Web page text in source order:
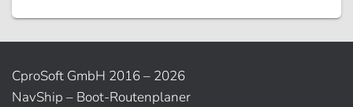
CproSoft GmbH 2016 – 2026
NavShip – Boot-Routenplaner